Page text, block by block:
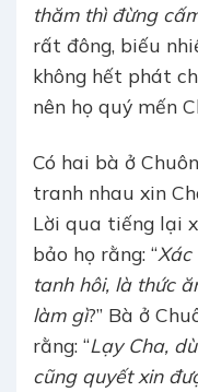
thăm thì đừng
rất đông, biếu
không hết phát
nên họ quý mến
Có hai bà ở
tranh nhau xin
Lời qua tiếng lại
bảo họ rằng: “Xác
tanh hôi, là thức
làm gì?” Bà ở
rằng: “Lạy Cha,
cũng quyết xin